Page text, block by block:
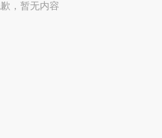
，暂无内容